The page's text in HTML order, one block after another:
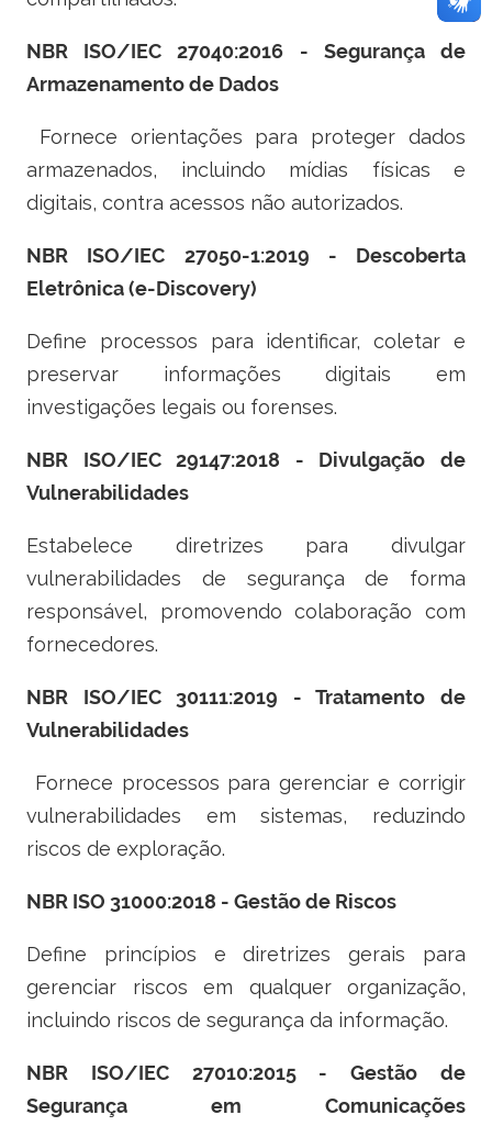
NBR ISO/IEC 27040:2016 - Segurança de
Armazenamento de Dados
Fornece orientações para proteger dados
armazenados, incluindo mídias físicas e
digitais, contra acessos não autorizados.
NBR ISO/IEC 27050-1:2019 - Descoberta
Eletrônica (e-Discovery)
Define processos para identificar, coletar e
preservar informações digitais em
investigações legais ou forenses.
NBR ISO/IEC 29147:2018 - Divulgação de
Vulnerabilidades
Estabelece diretrizes para divulgar
vulnerabilidades de segurança de forma
responsável, promovendo colaboração com
fornecedores.
NBR ISO/IEC 30111:2019 - Tratamento de
Vulnerabilidades
Fornece processos para gerenciar e corrigir
vulnerabilidades em sistemas, reduzindo
riscos de exploração.
NBR ISO 31000:2018 - Gestão de Riscos
Define princípios e diretrizes gerais para
gerenciar riscos em qualquer organização,
incluindo riscos de segurança da informação.
NBR ISO/IEC 27010:2015 - Gestão de
Segurança em Comunicações